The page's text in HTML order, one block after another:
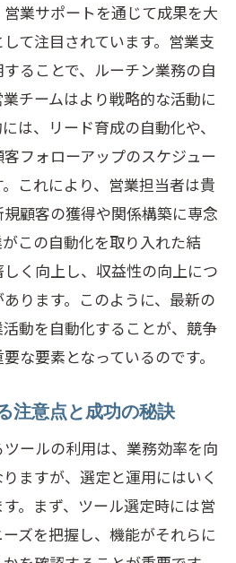
業サポートを通じて成果を大
て注目されています。営業支
ることで、ルーチン業務の自
チームはより戦略的な活動に
は、リード育成の自動化や、
フォローアップのスケジュー
これにより、営業担当者は貴
顧客の獲得や関係構築に専念
この自動化を取り入れた結
く向上し、収益性の向上につ
ります。このように、最新の
動を自動化することが、競争
な要素となっているのです。
注意点と成功の秘訣
ールの利用は、業務効率を向
ますが、選定と運用にはいく
。まず、ツール選定時には営
ズを把握し、機能がそれらに